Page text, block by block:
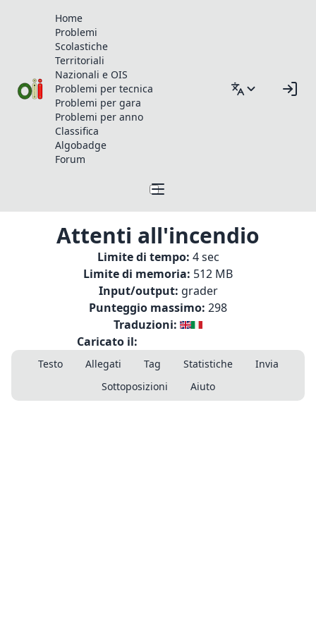
Home
Problemi
Scolastiche
Territoriali
Nazionali e OIS
Problemi per tecnica
Problemi per gara
Problemi per anno
Classifica
Algobadge
Forum
Attenti all'incendio
Limite di tempo: 4 sec
Limite di memoria: 512 MB
Input/output: grader
Punteggio massimo: 298
Traduzioni:
Caricato il:
Testo Allegati Tag Statistiche
Invia
Sottoposizioni
Aiuto